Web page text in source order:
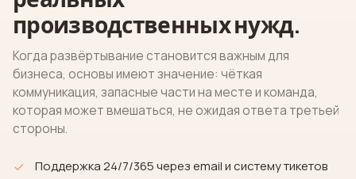
производственных нужд.
Когда развёртывание становится важным для
бизнеса, основы имеют значение: чёткая
коммуникация, запасные части на месте и команда,
которая может вмешаться, не ожидая ответа третьей
стороны.
Поддержка 24/7/365 через email и систему тикетов